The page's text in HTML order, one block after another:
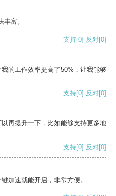
富。
支持[0] 反对[0]
的工作效率提高了50%，让我能够
支持[0] 反对[0]
再提升一下，比如能够支持更多地
支持[0] 反对[0]
加速就能开启，非常方便。